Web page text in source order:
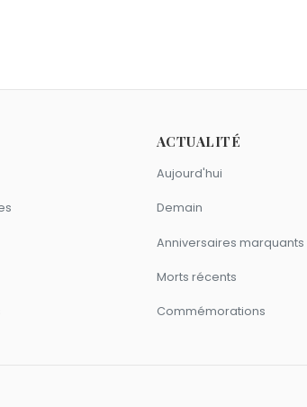
sont du signe Poissons.
ACTUALITÉ
Aujourd'hui
Demain
Anniversaires marquants
Morts récents
Commémorations